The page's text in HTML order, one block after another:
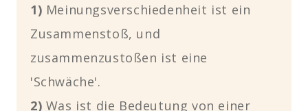
1) Meinungsverschiedenheit ist ein
Zusammenstoß, und
zusammenzustoßen ist eine
'Schwäche'.
2) Was ist die Bedeutung von einer